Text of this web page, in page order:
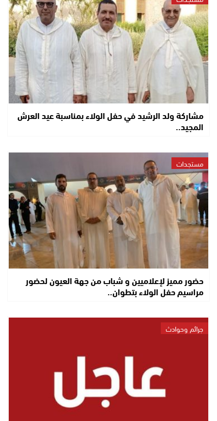
مشاركة ولد الرشيد في حفل الولاء بمناسبة عيد العرش
المجيد..
مستجدات
حضور مميز لإعلاميين و شباب من جهة العيون لحضور
مراسيم حفل الولاء بتطوان..
جرائم وحوادث